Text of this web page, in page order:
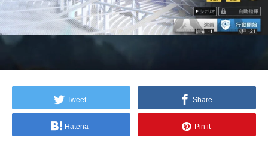
Tweet Share
Hatena Pin it